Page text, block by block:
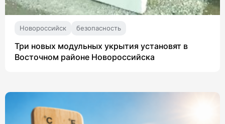
Новороссийск безопасность
Три новых модульных укрытия установят в
Восточном районе Новороссийска